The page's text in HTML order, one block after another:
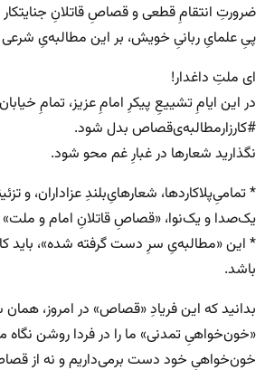
ضرورتِ انتقامِ قطعی و قصاصِ قاتلانِ جنایتکار
پیِ علمایِ ربانیِ خویش، بر این مطالبه‌یِ
ای ملتِ داغدار!
در این ایامِ تشییعِ پیکرِ امامِ عزیز، تمامِ
#کارزارمطالبه‌ی‌قصاص بدل شود.
نگذارید شعارها در غبارِ غم محو شود.
* تمامیِ‌پلاکاردها، شعارهایِ‌بلندِ عزاداران، و
یک‌صدا و یک‌نوا، «قصاصِ قاتلانِ امام و ملت»
* این «مطالبه‌یِ سرِ دست گرفته شده»، باید
باشد.
بدانید که این فریادِ «قصاص» در امروز،
«خون‌خواهیِ تمدنی» ما را در فردا روشن نگاه
خون‌خواهیِ خود دست برمی‌داریم و نه از